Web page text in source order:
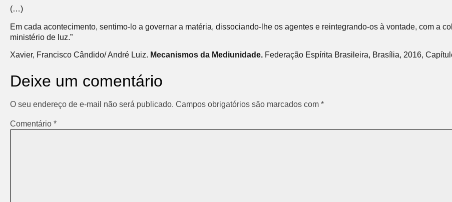
(…)
Em cada acontecimento, sentimo-lo a governar a matéria, dissociando-lhe os agentes e reintegrando-os à vontade, com a
ministério de luz.”
Xavier, Francisco Cândido/ André Luiz. Mecanismos da Mediunidade. Federação Espírita Brasileira, Brasília, 2016,
Deixe um comentário
O seu endereço de e-mail não será publicado. Campos obrigatórios são marcados com *
Comentário *